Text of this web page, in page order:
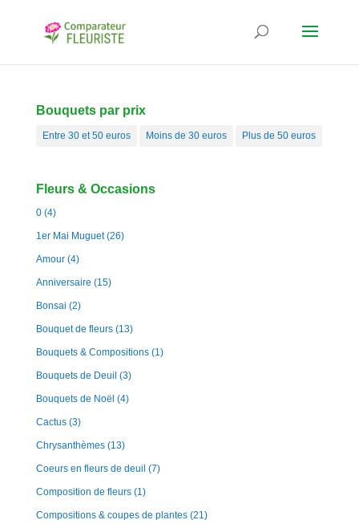
Bouquets par prix
Entre 30 et 50 euros Moins de 30 euros Plus de 50 euros
Fleurs & Occasions
0 (4)
1er Mai Muguet (26)
Amour (4)
Anniversaire (15)
Bonsai (2)
Bouquet de fleurs (13)
Bouquets & Compositions (1)
Bouquets de Deuil (3)
Bouquets de Noël (4)
Cactus (3)
Chrysanthèmes (13)
Coeurs en fleurs de deuil (7)
Composition de fleurs (1)
Compositions & coupes de plantes (21)